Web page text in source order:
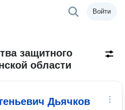
Войти
защитного
области
Дьячков